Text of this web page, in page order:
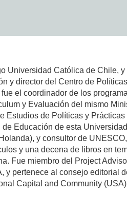
Universidad Católica de Chile,
y director del Centro de
fue el coordinador de los
y Evaluación del mismo
Estudios de Políticas y
de Educación de esta
y consultor de
y una decena de libros en
Fue miembro del Project
y pertenece al consejo editorial
Capital and Community